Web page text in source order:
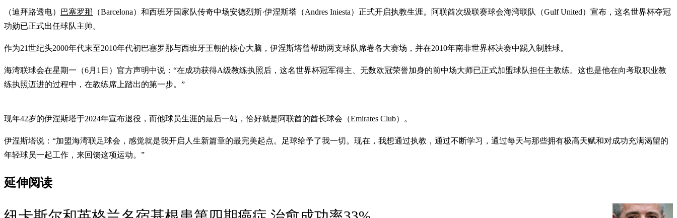
（迪拜路透电） 巴塞罗那 （Barcelona）和西班牙国家队传奇中场安德烈斯·伊涅斯塔（Andres Iniesta）正式开启执教生涯。阿联酋次级联赛球会海湾联队（Gulf United）宣布，这名世界杯夺冠
功勋已正式出任球队主帅。
作为21世纪头2000年代末至2010年代初巴塞罗那与西班牙王朝的核心大脑，伊涅斯塔曾帮助两支球队席卷各大赛场，并在2010年南非世界杯决赛中踢入制胜球。
海湾联球会在星期一（6月1日）官方声明中说：“在成功获得A级教练执照后，这名世界杯冠军得主、无数欧冠荣誉加身的前中场大师已正式加盟球队担任主教练。这也是他在向考取职业教
练执照迈进的过程中，在教练席上踏出的第一步。”
现年42岁的伊涅斯塔于2024年宣布退役，而他球员生涯的最后一站，恰好就是阿联酋的酋长球会（Emirates Club）。
伊涅斯塔说：“加盟海湾联足球会，感觉就是我开启人生新篇章的最完美起点。足球给予了我一切。现在，我想通过执教，通过不断学习，通过每天与那些拥有极高天赋和对成功充满渴望的
年轻球员一起工作，来回馈这项运动。”
延伸阅读